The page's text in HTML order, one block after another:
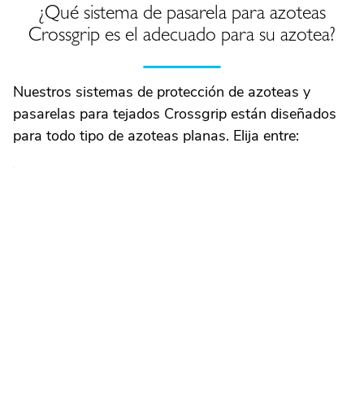
¿Qué sistema de pasarela para azoteas
Crossgrip es el adecuado para su azotea?
Nuestros sistemas de protección de azoteas y
pasarelas para tejados Crossgrip están diseñados
para todo tipo de azoteas planas. Elija entre: